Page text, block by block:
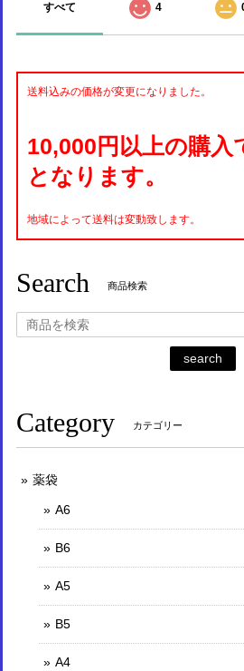
すべて 4
送料込みの価格が変更になりました。
10,000円以上の購入
となります。
地域によって送料は変動致します。
Search 商品検索
search
Category カテゴリー
薬袋
A6
B6
A5
B5
A4